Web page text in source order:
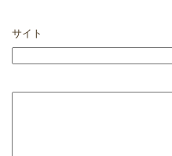
サイト